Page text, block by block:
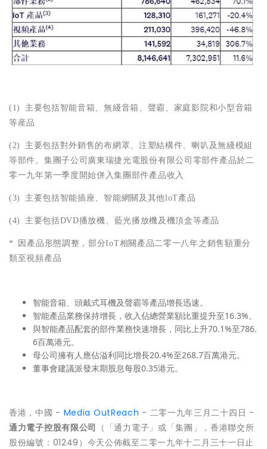
(1) 主要包括智能音箱、無綫音箱、聲霸、家庭影院和小型音箱
等産品
(2) 主要包括對外銷售的布網罩、注塑結構件、喇叭及無綫模組
等部件。集團子公司廣東瑞捷光電股份有限公司零部件產品於二
零一九年第一季度開始併入集團部件產品收入
(3) 主要包括智能插座、智能網關及其他loT產品
(4) 主要包括DVD播放機、藍光播放機及機頂盒等產品
* 因產品形態調整，部分IoT相關產品二零一八年之銷售額重分
類至視頻產品
智能音箱、頭戴式耳機及聲霸等產品增長迅速。
智能產品業務保持增長，收入佔總營業額比重提升至16.3%。
與智能產品配套的部件業務快速增長，同比上升70.1%至786.
6百萬港元。
母公司擁有人應佔溢利同比增長20.4%至268.7百萬港元。
董事會建議派發末期股息每股0.35港元。
香港，中國 - Media OutReach - 二零一九年三月二十四日 -
通力電子控股有限公司 （「通力電子」或「集團」，香港聯交所
股份編號：01249）今天公佈截至二零一九年十二月三十一日止